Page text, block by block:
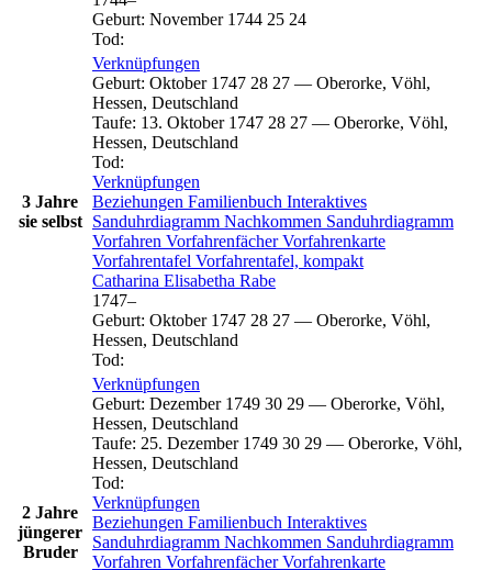
Geburt: November 1744 25 24
Tod:
3 Jahre
sie selbst
Verknüpfungen
Geburt: Oktober 1747 28 27 — Oberorke, Vöhl,
Hessen, Deutschland
Taufe: 13. Oktober 1747 28 27 — Oberorke, Vöhl,
Hessen, Deutschland
Tod:
Verknüpfungen
Beziehungen Familienbuch Interaktives
Sanduhrdiagramm Nachkommen Sanduhrdiagramm
Vorfahren VorfahrenfächerVorfahrenkarte
Vorfahrentafel Vorfahrentafel, kompakt
Catharina Elisabetha Rabe
1747–
Geburt: Oktober 1747 28 27 — Oberorke, Vöhl,
Hessen, Deutschland
Tod:
2 Jahre
jüngerer
Bruder
Verknüpfungen
Geburt: Dezember 1749 30 29 — Oberorke, Vöhl,
Hessen, Deutschland
Taufe: 25. Dezember 1749 30 29 — Oberorke, Vöhl,
Hessen, Deutschland
Tod:
Verknüpfungen
Beziehungen Familienbuch Interaktives
Sanduhrdiagramm Nachkommen Sanduhrdiagramm
Vorfahren VorfahrenfächerVorfahrenkarte